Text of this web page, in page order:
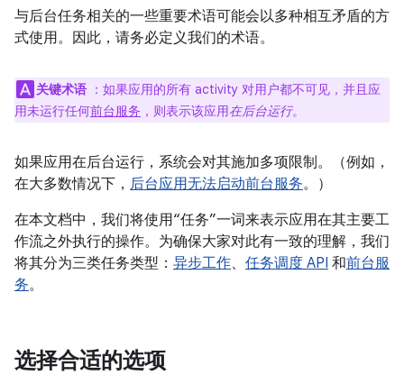
与后台任务相关的一些重要术语可能会以多种相互矛盾的方
式使用。因此，请务必定义我们的术语。
关键术语 ：如果应用的所有 activity 对用户都不可见，并且应
用未运行任何前台服务 ，则表示该应用在后台运行。
如果应用在后台运行，系统会对其施加多项限制。（例如，
在大多数情况下， 后台应用无法启动前台服务。）
在本文档中，我们将使用“任务”一词来表示应用在其主要工
作流之外执行的操作。为确保大家对此有一致的理解，我们
将其分为三类任务类型： 异步工作、 任务调度 API 和前台服
务。
选择合适的选项